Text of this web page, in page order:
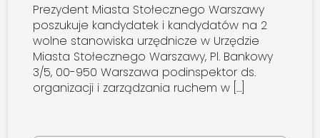
Prezydent Miasta Stołecznego Warszawy
poszukuje kandydatek i kandydatów na 2
wolne stanowiska urzędnicze w Urzędzie
Miasta Stołecznego Warszawy, Pl. Bankowy
3/5, 00-950 Warszawa podinspektor ds.
organizacji i zarządzania ruchem w […]